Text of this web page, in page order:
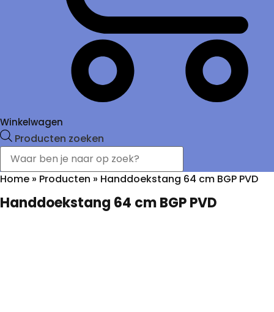
Winkelwagen
Producten zoeken
Home » Producten » Handdoekstang 64 cm BGP PVD
Handdoekstang 64 cm BGP PVD